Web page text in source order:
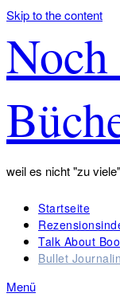
Skip to the content
weil es nicht "zu
Startseite
Talk About
Bullet
Menü